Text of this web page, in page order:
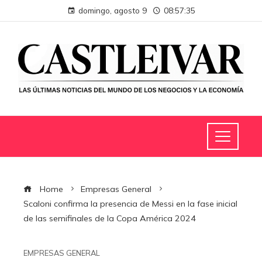
domingo, agosto 9 08:57:35
Home
Empresas General
Scaloni confirma la presencia de Messi en la fase inicial
de las semifinales de la Copa América 2024
EMPRESAS GENERAL